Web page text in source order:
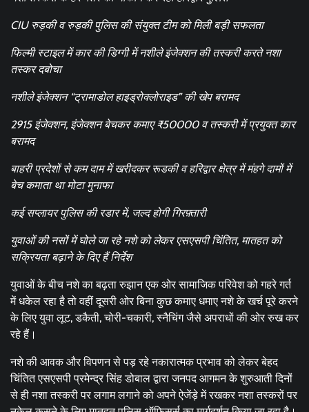
CIU रुड़की व रुड़की पुलिस की संयुक्त टीम को मिली बड़ी सफलता
फिल्मी स्टाइल में कार की डिग्गी में नशीले इंजेक्शन की तस्करी करते नशा
तस्कर दबोचा
नशीले इंजेक्शन “ट्रामाडोल हाइड्रोक्लोराइड” की खेप बरामद
2915 इंजेक्शन, इंजेक्शन बेचकर कमाए ₹50000 व तस्करी में प्रयुक्त कार
बरामद
बाहरी प्रदेशों से कम दाम में खरीदकर रूडकी व हरिद्वार क्षेत्र में मंहगे दामों में
बेच कमाता था मोटा मुनाफा
कई सप्लायर पुलिस की रडार में, जल्द होगी गिरफ़्तारी
युवाओं की नसों में घोले जा रहे नशे को लेकर एसएसपी चिंतित, मातहत को
सक्रियता बढ़ाने के दिए हैं निर्देश
युवाओं के बीच नशे का बढ़ता रुझान एक ओर सामाजिक परिवेश को गहरे गर्त
में धकेल रहा है तो वहीं दूसरी ओर बिना कुछ कमाए धमाए नशे के खर्च पूरे करने
के लिए युवा लूट, डकैती, चोरी-चकारी, स्नैचिंग जैसे अपराधों की ओर रुख कर
रहे हैं।
नशे की आवक और विपणन से पड़ रहे नकारात्मक प्रभाव को लेकर बेहद
चिंतित एसएसपी प्रमेन्द्र सिंह डोबाल द्वारा जनपद आगमन के शुरुआती दिनों
से ही नशा तस्करी पर लगाम लगाने को अपने ऐजेंड़े में रखकर नशा तस्करों पर